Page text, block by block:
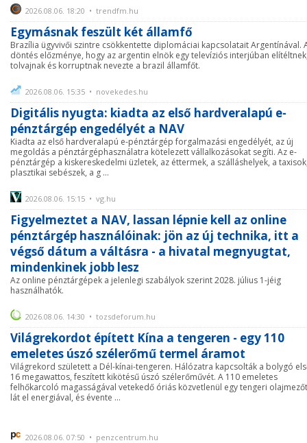
2026.08.06. 18:20 • trendfm.hu
Egymásnak feszült két államfő
Brazília ügyvivői szintre csökkentette diplomáciai kapcsolatait Argentínával.
döntés előzménye, hogy az argentin elnök egy televíziós interjúban
tolvajnak és korruptnak nevezte a brazil államfőt.
2026.08.06. 15:35 • novekedes.hu
Digitális nyugta: kiadta az első hardveralapú e-
pénztárgép engedélyét a NAV
Kiadta az első hardveralapú e-pénztárgép forgalmazási engedélyét, az új
megoldás a pénztárgéphasználatra kötelezett vállalkozásokat segíti. Az e-
pénztárgép a kiskereskedelmi üzletek, az éttermek, a szálláshelyek, a
plasztikai sebészek, a g ...
2026.08.06. 15:15 • vg.hu
Figyelmeztet a NAV, lassan lépnie kell az online
pénztárgép használóinak: jön az új technika, itt a
végső dátum a váltásra - a hivatal megnyugtat,
mindenkinek jobb lesz
Az online pénztárgépek a jelenlegi szabályok szerint 2028. július 1-jéig
használhatók.
2026.08.06. 14:30 • tozsdeforum.hu
Világrekordot épített Kína a tengeren - egy 110
emeletes úszó szélerőmű termel áramot
Világrekord született a Dél-kínai-tengeren. Hálózatra kapcsolták a bolygó
16 megawattos, feszített kikötésű úszó szélerőművét. A 110 emeletes
felhőkarcoló magasságával vetekedő óriás közvetlenül egy tengeri olajmezőt
lát el energiával, és évente ...
2026.08.06. 07:50 • penzcentrum.hu